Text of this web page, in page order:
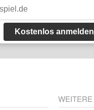
Kostenlos anmelden